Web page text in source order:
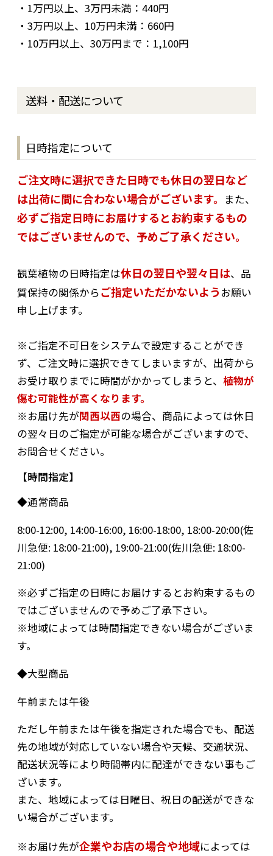
・1万円以上、3万円未満：440円
・3万円以上、10万円未満：660円
・10万円以上、30万円まで：1,100円
送料・配送について
日時指定について
ご注文時に選択できた日時でも休日の翌日など
は出荷に間に合わない場合がございます。 また、
必ずご指定日時にお届けするとお約束するもの
ではございませんので、予めご了承ください。
観葉植物の日時指定は休日の翌日や翌々日は、品
質保持の関係からご指定いただかないようお願い
申し上げます。
※ご指定不可日をシステムで設定することができ
ず、ご注文時に選択できてしまいますが、出荷から
お受け取りまでに時間がかかってしまうと、 植物が
傷む可能性が高くなります。
※お届け先が関西以西の場合、商品によっては休日
の翌々日のご指定が可能な場合がございますので、
お問合せください。
時間指定
◆通常商品
8:00-12:00, 14:00-16:00, 16:00-18:00, 18:00-20:00(佐
川急便: 18:00-21:00), 19:00-21:00(佐川急便: 18:00-
21:00)
※必ずご指定の日時にお届けするとお約束するもの
ではございませんので予めご了承下さい。
※地域によっては時間指定できない場合がございま
す。
◆大型商品
午前または午後
ただし午前または午後を指定された場合でも、配送
先の地域が対応していない場合や天候、交通状況、
配送状況等により時間帯内に配達ができない事もご
ざいます。
また、地域によっては日曜日、祝日の配送ができな
い場合がございます。
※お届け先が企業やお店の場合や地域によっては